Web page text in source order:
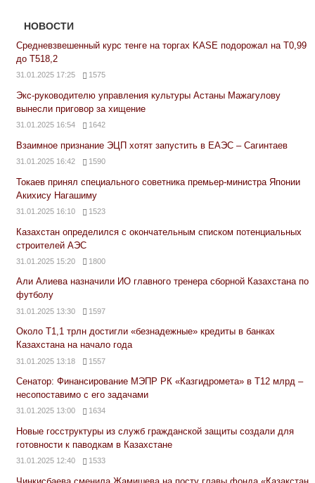
НОВОСТИ
Средневзвешенный курс тенге на торгах KASE подорожал на Т0,99
до Т518,2
31.01.2025 17:25 1575
Экс-руководителю управления культуры Астаны Мажагулову
вынесли приговор за хищение
31.01.2025 16:54 1642
Взаимное признание ЭЦП хотят запустить в ЕАЭС – Сагинтаев
31.01.2025 16:42 1590
Токаев принял специального советника премьер-министра Японии
Акихису Нагашиму
31.01.2025 16:10 1523
Казахстан определился с окончательным списком потенциальных
строителей АЭС
31.01.2025 15:20 1800
Али Алиева назначили ИО главного тренера сборной Казахстана по
футболу
31.01.2025 13:30 1597
Около Т1,1 трлн достигли «безнадежные» кредиты в банках
Казахстана на начало года
31.01.2025 13:18 1557
Сенатор: Финансирование МЭПР РК «Казгидромета» в Т12 млрд –
несопоставимо с его задачами
31.01.2025 13:00 1634
Новые госструктуры из служб гражданской защиты создали для
готовности к паводкам в Казахстане
31.01.2025 12:40 1533